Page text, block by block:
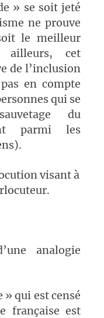
» se soit jeté
ne prouve
le meilleur
ailleurs, cet
de l’inclusion
en compte
qui se
du
parmi les
visant à
analogie
qui est censé
française est